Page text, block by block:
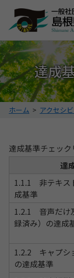
達成
こ
ジ
置:
ホーム > アクセシ
達成基準チェック
達
1.1.1 非テキス
成基準
1.2.1 音声だけ
録済み）の達成
1.2.2 キャプシ
の達成基準